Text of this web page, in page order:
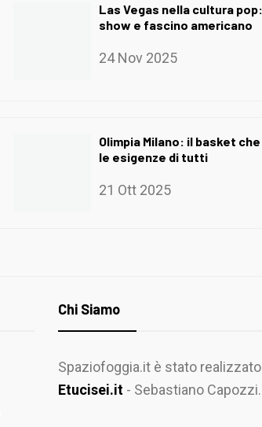
Las Vegas nella cultura
show e fascino americano
24 Nov 2025
Olimpia Milano: il basket
le esigenze di tutti
21 Ott 2025
Chi Siamo
Spaziofoggia.it è stato
Etucisei.it - Sebastiano Capozzi.